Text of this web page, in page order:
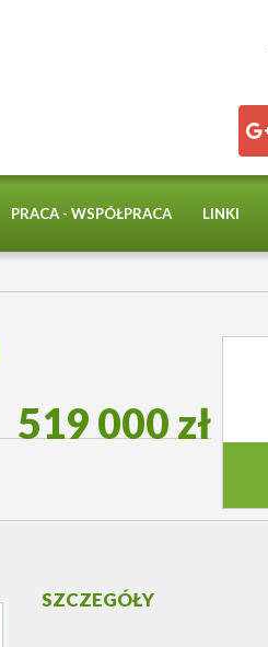
PRACA - WSPÓŁPRACA LINKI
519 000 zł
SZCZEGÓŁY